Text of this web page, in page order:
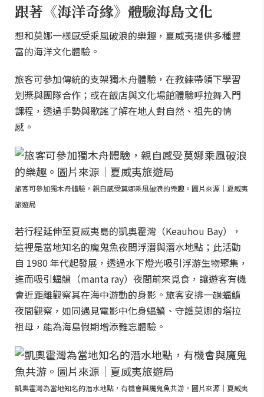
跟著《海洋奇緣》體驗海島文化
想和莫娜一樣感受乘風破浪的樂趣，夏威夷提供多種豐
富的海洋文化體驗。
旅客可參加傳統的支架獨木舟體驗，在教練帶領下學習
划槳與團隊合作；或在飯店與文化場館體驗呼拉舞入門
課程，透過手勢與歌謠了解在地人對自然、祖先的情
感。
旅客可參加獨木舟體驗，親自感受莫娜乘風破浪的樂趣。圖片來源｜夏威夷
旅遊局
若行程延伸至夏威夷島的凱奧霍灣（Keauhou Bay），
這裡是當地知名的魔鬼魚夜間浮潛與潛水地點；此活動
自 1980 年代起發展，透過水下燈光吸引浮游生物聚集，
進而吸引蝠鱝（manta ray）夜間前來覓食，讓遊客有機
會近距離觀察其在海中游動的身影。旅客安排一趟蝠鱝
夜間觀察，如同遇見電影中化身蝠鱝、守護莫娜的塔拉
祖母，能為海島假期增添難忘體驗。
凱奧霍灣為當地知名的潛水地點，有機會與魔鬼魚共游。圖片來源｜夏威夷